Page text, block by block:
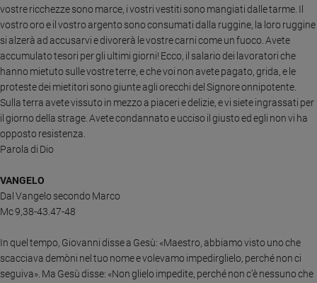
Sanremo
2026
streaming
Musica
Arte
Famiglia
ed
educazione
e
figli
Nonni
vostre ricchezze sono marce, i vostri vestiti sono mangiati dalle tarme. Il
vostro oro e il vostro argento sono consumati dalla ruggine, la loro ruggine
si alzerà ad accusarvi e divorerà le vostre carni come un fuoco. Avete
accumulato tesori per gli ultimi giorni! Ecco, il salario dei lavoratori che
hanno mietuto sulle vostre terre, e che voi non avete pagato, grida, e le
proteste dei mietitori sono giunte agli orecchi del Signore onnipotente.
Sulla terra avete vissuto in mezzo a piaceri e delizie, e vi siete ingrassati per
il giorno della strage. Avete condannato e ucciso il giusto ed egli non vi ha
opposto resistenza.
Parola di Dio
VANGELO
Dal Vangelo secondo Marco
Mc 9,38-43.47-48
In quel tempo, Giovanni disse a Gesù: «Maestro, abbiamo visto uno che
scacciava demòni nel tuo nome e volevamo impedirglielo, perché non ci
seguiva». Ma Gesù disse: «Non glielo impedite, perché non c’è nessuno che